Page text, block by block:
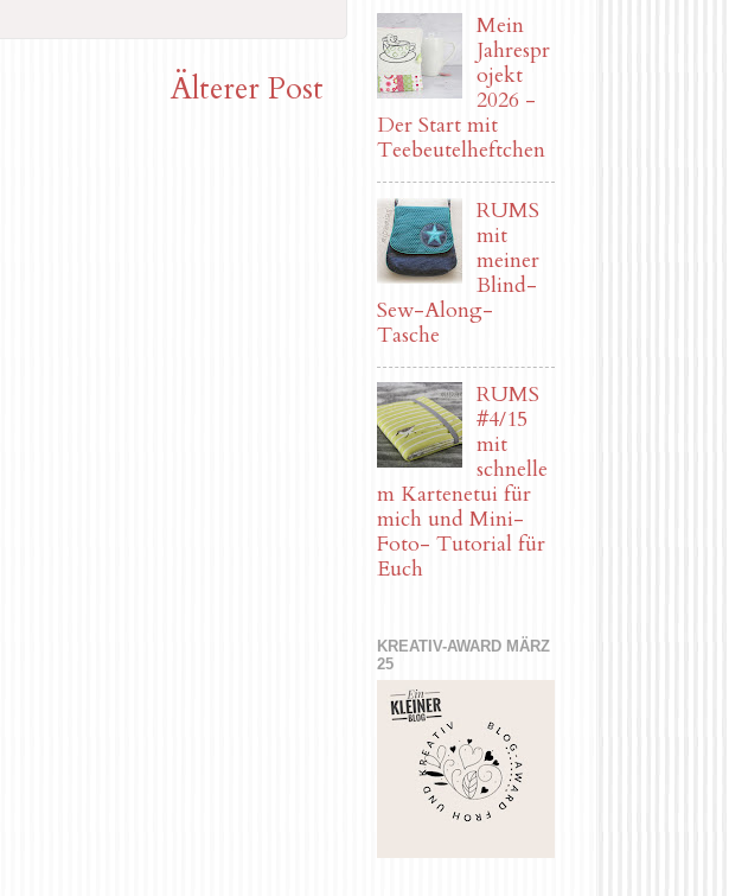
Älterer Post
Mein
Jahrespr
ojekt
2026 -
Der Start mit
Teebeutelheftchen
RUMS
mit
meiner
Blind-
Sew-Along-
Tasche
RUMS
#4/15
mit
schnelle
m Kartenetui für
mich und Mini-
Foto- Tutorial für
Euch
KREATIV-AWARD MÄRZ
25